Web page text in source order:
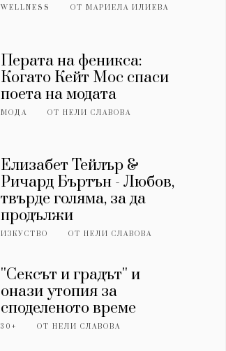
WELLNESS ОТМАРИЕЛА ИЛИЕВА
Перата на феникса:
Когато Кейт Мос спаси
поета на модата
МОДА ОТНЕЛИ СЛАВОВА
Елизабет Тейлър &
Ричард Бъртън - Любов,
твърде голяма, за да
продължи
ИЗКУСТВО ОТНЕЛИ СЛАВОВА
''Сексът и градът'' и
онази утопия за
споделеното време
30+ ОТНЕЛИ СЛАВОВА